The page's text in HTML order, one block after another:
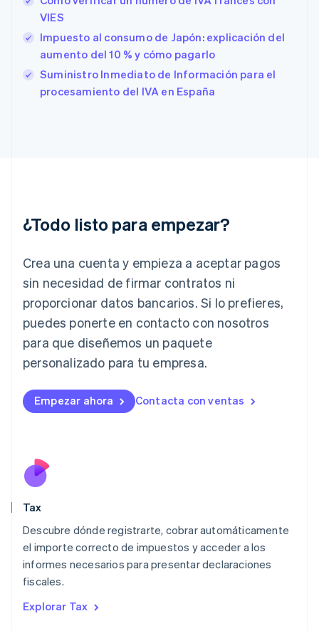
VIES
Impuesto al consumo de Japón: explicación del
aumento del 10 % y cómo pagarlo
Suministro Inmediato de Información para el
procesamiento del IVA en España
¿Todo listo para empezar?
Crea una cuenta y empieza a aceptar pagos
sin necesidad de firmar contratos ni
proporcionar datos bancarios. Si lo prefieres,
puedes ponerte en contacto con nosotros
para que diseñemos un paquete
personalizado para tu empresa.
Empezar ahora Contacta con ventas
Tax
Descubre dónde registrarte, cobrar automáticamente
el importe correcto de impuestos y acceder a los
informes necesarios para presentar declaraciones
fiscales.
Explorar Tax
España
EspañolEnglish
Estados Unidos
Estonia
English
Hungría
English
Irlanda
Italia
ItalianoEnglish
Japón
English
Letonia
Liechtenstein
DeutschEnglish
Français
Malasia
English
México
Español
Noruega
English
Nueva Zelandia
English